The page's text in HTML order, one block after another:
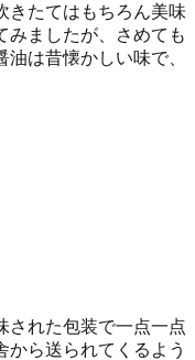
きたてはもちろん美味
みましたが、さめても
は昔懐かしい味で、
された包装で一点一点
から送られてくるよう